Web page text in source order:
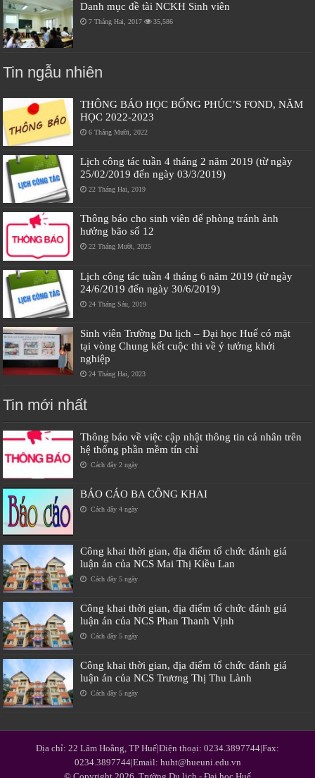
Danh mục đề tài NCKH Sinh viên
7 Tháng Hai, 2017 35,586
Tin ngẫu nhiên
THÔNG BÁO HỌC BỔNG PHÚC’S FOND, NĂM
HỌC 2022-2023
6 Tháng Mười, 2022
Lịch công tác tuần 4 tháng 2 năm 2019 (từ ngày
25/02/2019 đến ngày 03/3/2019)
22 Tháng Hai, 2019
Thông báo cho sinh viên để phòng tránh ảnh
hưởng bão số 12
22 Tháng Mười, 2025
Lịch công tác tuần 4 tháng 6 năm 2019 (từ ngày
24/6/2019 đến ngày 30/6/2019)
24 Tháng Sáu, 2019
Sinh viên Trường Du lịch – Đại học Huế có mặt
tại vòng Chung kết cuộc thi về ý tưởng khởi
nghiệp
24 Tháng Hai, 2023
Tin mới nhất
Thông báo về việc cập nhật thông tin cá nhân trên
hệ thống phần mềm tín chỉ
Cách đây 2 ngày
BÁO CÁO BA CÔNG KHAI
Cách đây 4 ngày
Công khai thời gian, địa điểm tổ chức đánh giá
luận án của NCS Mai Thị Kiều Lan
Cách đây 5 ngày
Công khai thời gian, địa điểm tổ chức đánh giá
luận án của NCS Phan Thanh Vịnh
Cách đây 5 ngày
Công khai thời gian, địa điểm tổ chức đánh giá
luận án của NCS Trương Thị Thu Lành
Cách đây 5 ngày
Địa chỉ: 22 Lâm Hoằng, TP Huế|Điện thoại: 0234.3897744|Fax:
0234.3897744|Email: huht@hueuni.edu.vn